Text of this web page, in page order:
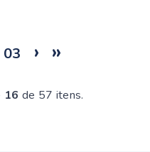
03 › »
16 de 57 itens.